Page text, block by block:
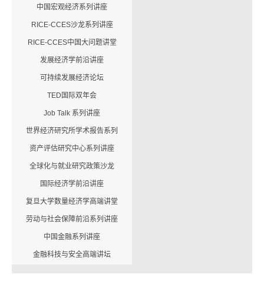
中国宏观经济系列讲座
RICE-CCES沙龙系列讲座
RICE-CCES中国大问题讲堂
发展经济学前沿讲座
可持续发展经济论坛
TED国际双年会
Job Talk 系列讲座
世界经济研究所学术报告系列
资产评估研究中心系列讲座
全球化与就业研究政策沙龙
国际经济学前沿讲座
复旦大学数量经济学高端讲堂
劳动与社会保障前沿系列讲座
中国金融系列讲座
金融科技与安全高端讲坛